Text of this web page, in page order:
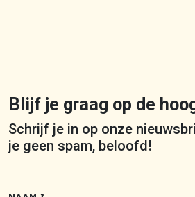
Blijf je graag op de
Schrijf je in op onze
je geen spam, beloofd!